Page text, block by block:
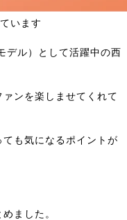
います
デル）として活躍中の西
ンを楽しませてくれて
も気になるポイントが
ました。